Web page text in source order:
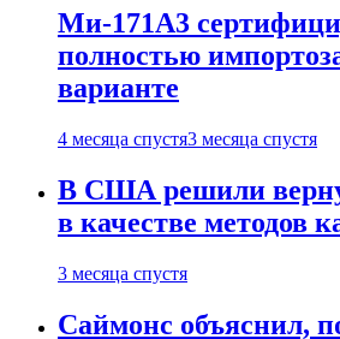
Ми-171А3
полностью
варианте
4 месяца спустя3 месяца спустя
В США решили
в качестве методов
3 месяца спустя
Саймонс объяснил,